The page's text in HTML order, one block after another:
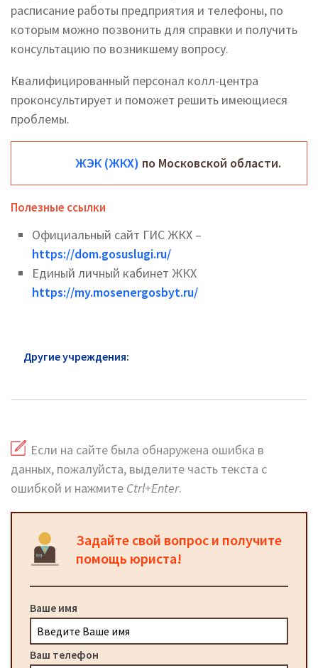
расписание работы предприятия и телефоны, по
которым можно позвонить для справки и получить
консультацию по возникшему вопросу.
Квалифицированный персонал колл-центра
проконсультирует и поможет решить имеющиеся
проблемы.
ЖЭК (ЖКХ) по Московской области.
Полезные ссылки
Официальный сайт ГИС ЖКХ –
https://dom.gosuslugi.ru/
Единый личный кабинет ЖКХ
https://my.mosenergosbyt.ru/
Другие учреждения:
Если на сайте была обнаружена ошибка в
данных, пожалуйста, выделите часть текста с
ошибкой и нажмите Ctrl+Enter.
Задайте свой вопрос и получите
помощь юриста!
Ваше имя
Ваш телефон